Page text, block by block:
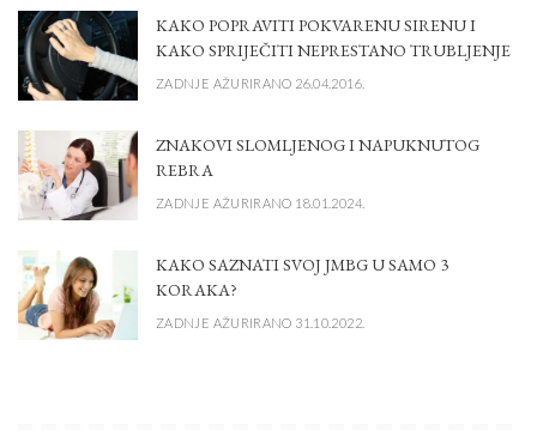
KAKO POPRAVITI POKVARENU SIRENU I
KAKO SPRIJEČITI NEPRESTANO TRUBLJENJE
ZADNJE AŽURIRANO 26.04.2016.
ZNAKOVI SLOMLJENOG I NAPUKNUTOG
REBRA
ZADNJE AŽURIRANO 18.01.2024.
KAKO SAZNATI SVOJ JMBG U SAMO 3
KORAKA?
ZADNJE AŽURIRANO 31.10.2022.